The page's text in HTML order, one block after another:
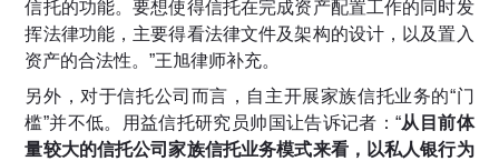
信托的功能。要想使得信托在完成资产配置工作的同时发
挥法律功能，主要得看法律文件及架构的设计，以及置入
资产的合法性。”王旭律师补充。
另外，对于信托公司而言，自主开展家族信托业务的“门
槛”并不低。用益信托研究员帅国让告诉记者：“从目前体
量较大的信托公司家族信托业务模式来看，以私人银行为